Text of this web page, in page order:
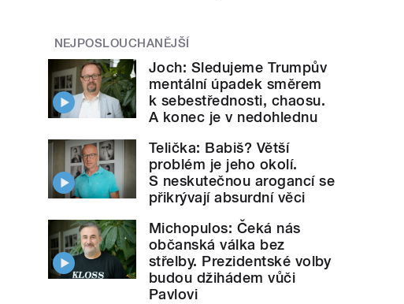
NEJPOSLOUCHANĚJŠÍ
Joch: Sledujeme Trumpův
mentální úpadek směrem
k sebestřednosti, chaosu.
A konec je v nedohlednu
Telička: Babiš? Větší
problém je jeho okolí.
S neskutečnou arogancí se
přikrývají absurdní věci
Michopulos: Čeká nás
občanská válka bez
střelby. Prezidentské volby
budou džihádem vůči
Pavlovi